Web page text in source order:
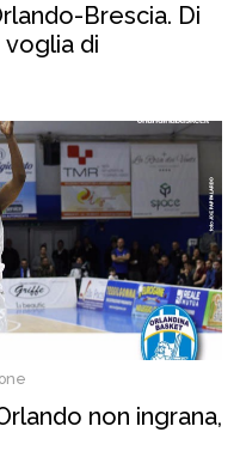
Brescia. Di
di
non ingrana,